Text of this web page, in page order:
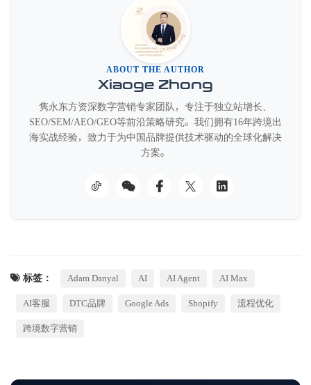
ABOUT THE AUTHOR
Xiaoge Zhong
隽永东方资深数字营销专家团队，专注于独立站增长、
SEO/SEM/AEO/GEO等前沿策略研究。我们拥有16年跨境出
海实战经验，致力于为中国品牌提供技术驱动的全球化解决
方案。
标签： Adam Danyal AI AI Agent AI Max
AI客服 DTC品牌 Google Ads Shopify 流程优化
跨境数字营销